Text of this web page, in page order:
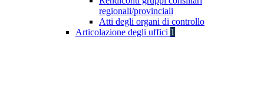
regionali/provinciali
Atti degli organi di controllo
Articolazione degli uffici 1